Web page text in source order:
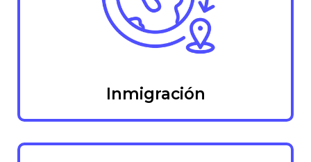
Inmigración